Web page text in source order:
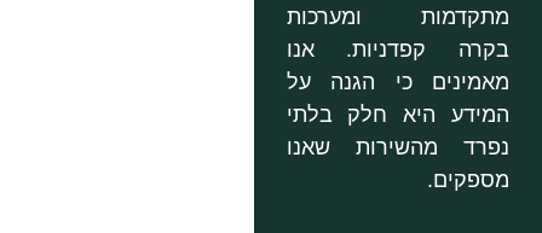
מתקדמות ומערכות
בקרה קפדניות. אנו
מאמינים כי הגנה על
המידע היא חלק בלתי
נפרד מהשירות שאנו
מספקים.